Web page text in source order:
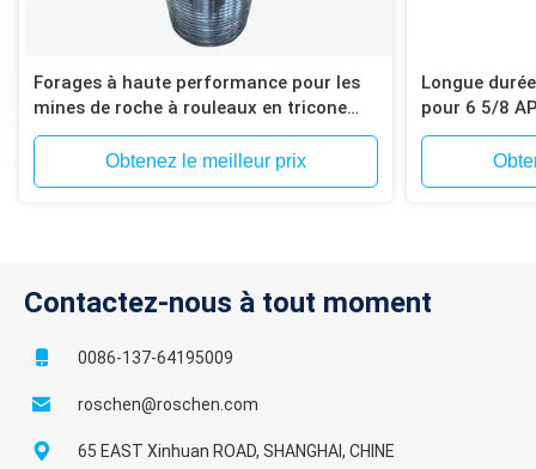
Volcanique
Forages à haute performance pour les
mines de roche à rouleaux en tricone
pour le Chili
Obtenez le meilleur prix
Longue
pour 6 5/8
heures
Contactez-nous à tout moment
0086-137-64195009
roschen@roschen.com
65 EAST Xinhuan ROAD, SHANGHAI, CHINE